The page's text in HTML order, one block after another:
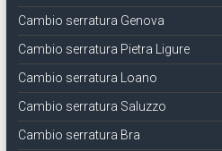
Cambio serratura Genova
Cambio serratura Pietra Ligure
Cambio serratura Loano
Cambio serratura Saluzzo
Cambio serratura Bra